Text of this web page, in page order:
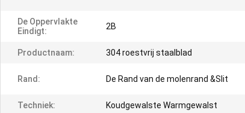
De Oppervlakte
Eindigt:
2B
Productnaam: 304 roestvrij staalblad
Rand: De Rand van de molenrand &Slit
Techniek: Koudgewalste Warmgewalst